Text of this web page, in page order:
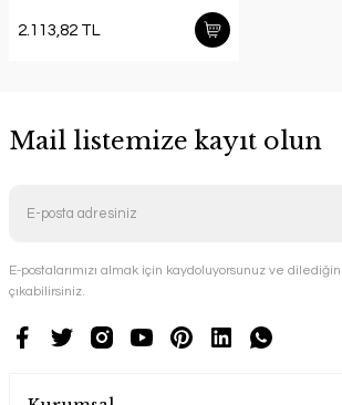
2.113,82 TL
Mail listemize kayıt olun
E-postalarımızı almak için kaydoluyorsunuz ve
çıkabilirsiniz.